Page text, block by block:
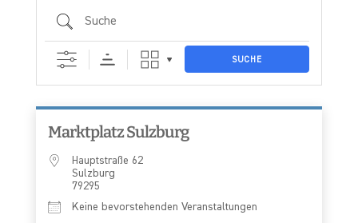
Suche
SUCHE
Marktplatz Sulzburg
Hauptstraße 62
Sulzburg
79295
Keine bevorstehenden Veranstaltungen